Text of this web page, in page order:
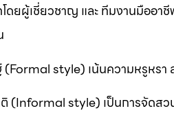
ดยผู้เชี่ยวชาญ และ ทีมงานมืออ
style) เน้นความหรูหรา
(Informal style) เป็นการจัดส